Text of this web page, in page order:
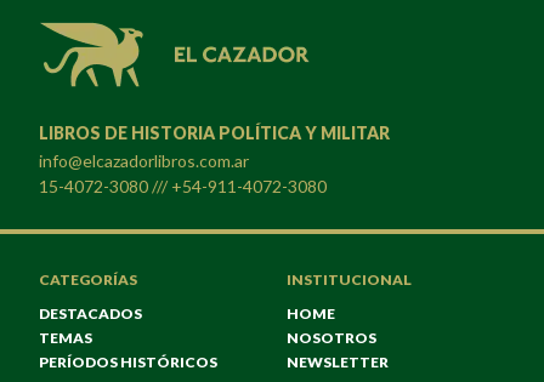
LIBROS DE HISTORIA POLÍTICA Y MILITAR
info@elcazadorlibros.com.ar
15-4072-3080 /// +54-911-4072-3080
CATEGORÍAS
DESTACADOS
TEMAS
PERÍODOS HISTÓRICOS
INSTITUCIONAL
HOME
NOSOTROS
NEWSLETTER